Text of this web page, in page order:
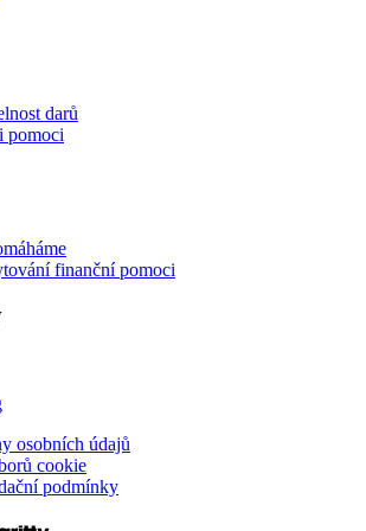
darů
pomoci
finanční pomoci
osobních údajů
cookie
podmínky